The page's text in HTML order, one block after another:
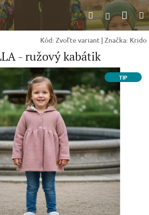
Hľadať
Kód: Zvoľte variant | Značka: Krido
- ružový kabátik
TIP